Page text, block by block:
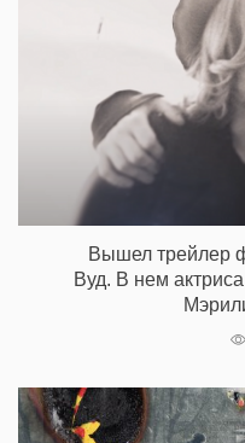
Вышел трейлер
Вуд. В нем